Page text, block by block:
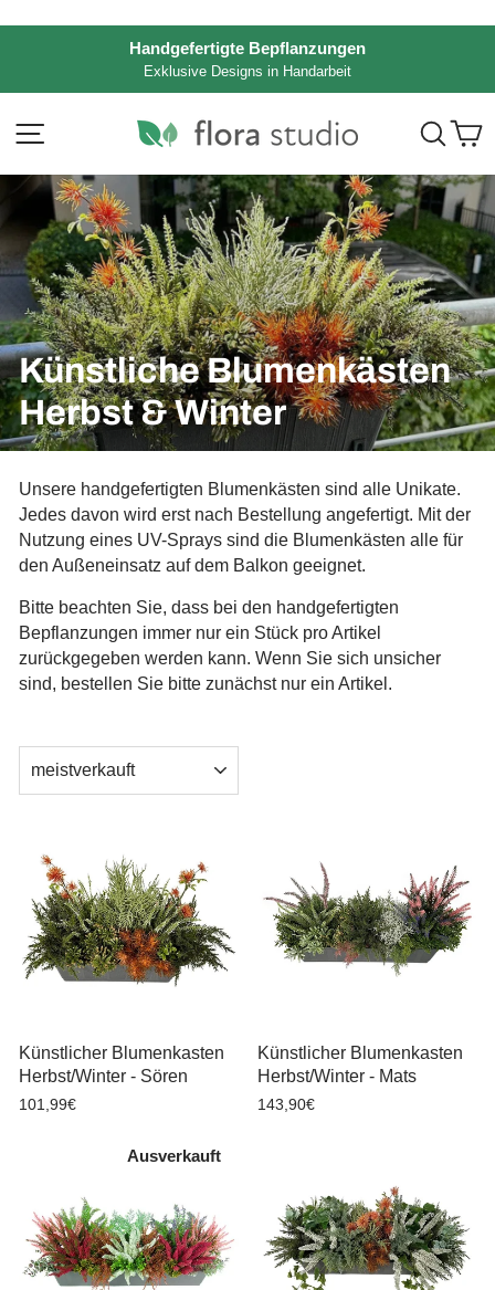
Pause
Diashow
Handgefertigte Bepflanzungen
Exklusive Designs in Handarbeit
Seitennavigation
Künstliche Blumenkästen
Herbst & Winter
Unsere handgefertigten Blumenkästen sind alle Unikate.
Jedes davon wird erst nach Bestellung angefertigt. Mit der
Nutzung eines UV-Sprays sind die Blumenkästen alle für
den Außeneinsatz auf dem Balkon geeignet.
Bitte beachten Sie, dass bei den handgefertigten
Bepflanzungen immer nur ein Stück pro Artikel
zurückgegeben werden kann. Wenn Sie sich unsicher
sind, bestellen Sie bitte zunächst nur ein Artikel.
Künstlicher Blumenkasten
Herbst/Winter - Sören
101,99€
Künstlicher Blumenkasten
Herbst/Winter - Mats
143,90€
Ausverkauft